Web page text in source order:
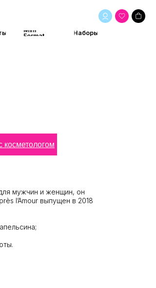
Наборы
косметологом
мужчин и женщин, он
l’Amour выпущен в 2018